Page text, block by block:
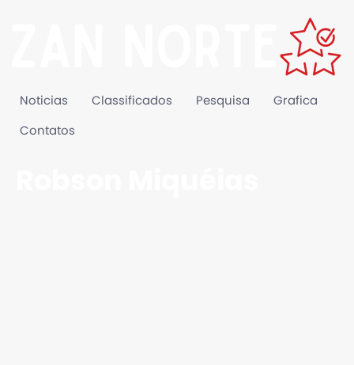
Noticias Classificados Pesquisa Grafica
Contatos